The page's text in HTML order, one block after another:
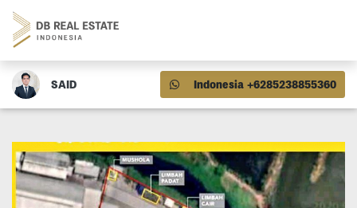
SAID Indonesia +6285238855360